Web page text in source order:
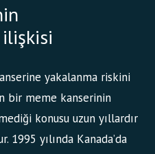
yakalanma riskini
bir meme kanserinin
konusu uzun yıllardır
1995 yılında Kanada’da